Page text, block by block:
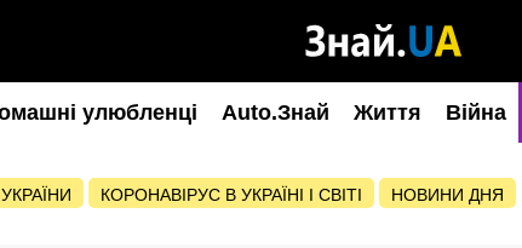
улюбленці Auto.Знай Життя Війна
КОРОНАВІРУС В УКРАЇНІ І СВІТІ НОВИНИ ДНЯ